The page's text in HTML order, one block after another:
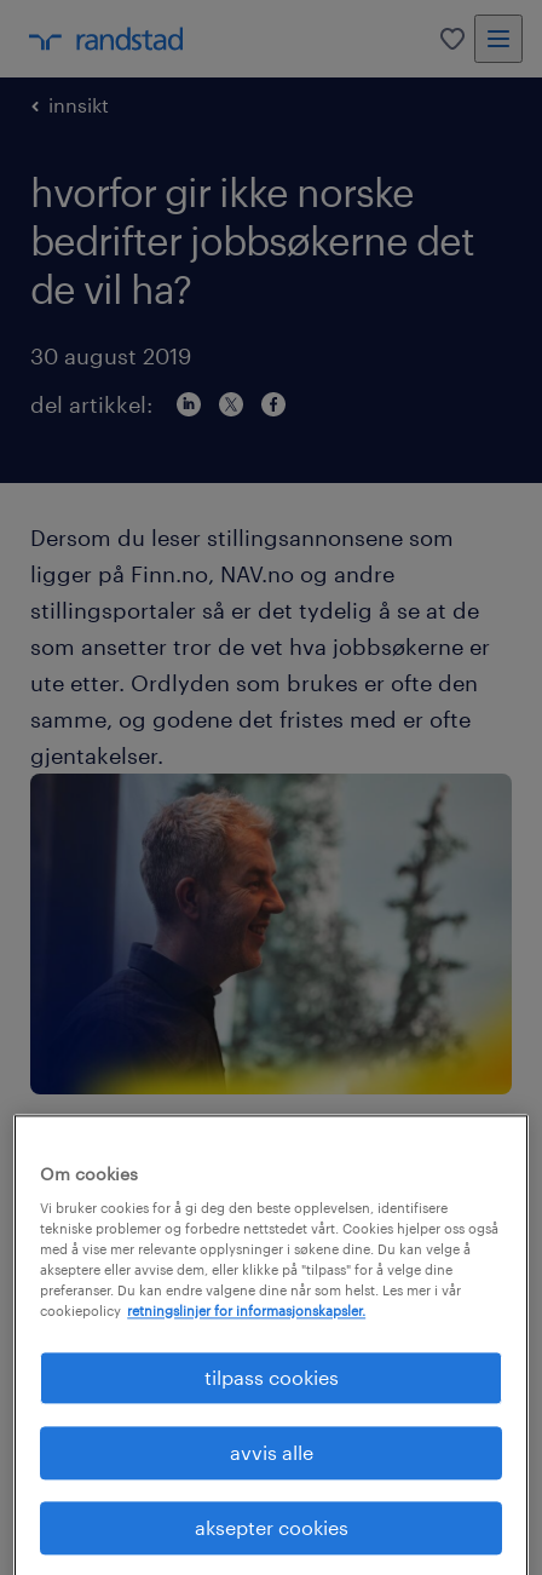
0
innsikt
hvorfor gir ikke norske
bedrifter jobbsøkerne det
de vil ha?
30 august 2019
del artikkel:
Dersom du leser stillingsannonsene som
ligger på Finn.no, NAV.no og andre
stillingsportaler så er det tydelig å se at de
som ansetter tror de vet hva jobbsøkerne er
ute etter. Ordlyden som brukes er ofte den
samme, og godene det fristes med er ofte
gjentakelser.
Research, verdens største uavhengige HR-
undersøkelse, har Randstad gjennomført
dybdeintervjuer med 4000 norske
er et stort avvik mellom det som motiverer
arbeidstakeren til å søke ny jobb, og det
arbeidsgiverne selv anser å være attraktive
betingelser.
hyggelig jobb med god lønn
Om cookies
Vi bruker cookies for å gi deg den beste opplevelsen, identifisere
tekniske problemer og forbedre nettstedet vårt. Cookies hjelper oss også
med å vise mer relevante opplysninger i søkene dine. Du kan velge å
akseptere eller avvise dem, eller klikke på "tilpass" for å velge dine
preferanser. Du kan endre valgene dine når som helst. Les mer i vår
cookiepolicy retningslinjer for informasjonskapsler.
tilpass cookies
avvis alle
aksepter cookies